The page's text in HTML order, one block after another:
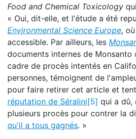
Food and Chemical Toxicology
« Oui, dit-elle, et l'étude a été
Environmental Science Europe,
accessible. Par ailleurs, les
documents internes de Monsanto
cadre de procès intentés en
personnes, témoignent de
pour faire retirer cet article et
réputation de Séralini[5] qui a dû,
plusieurs procès pour contrer la
qu'il a tous gagnés. »